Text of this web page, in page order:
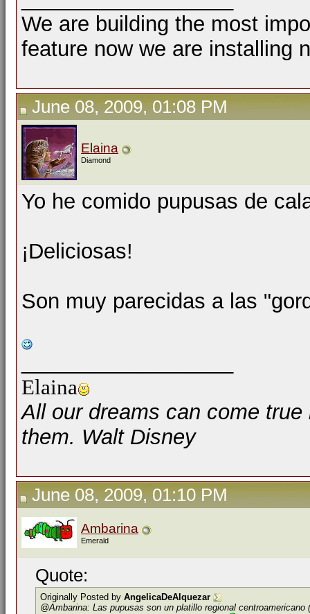
We are building the most
feature now we are installing
June 08, 2009, 01:08 PM
Elaina
Diamond
Yo he comido pupusas de
¡Deliciosas!
Son muy parecidas a las
Elaina
All our dreams can come
them. Walt Disney
June 08, 2009, 01:10 PM
Ambarina
Emerald
Quote:
Originally Posted by AngelicaDeAlquezar
@Ambarina: Las pupusas son un platillo regional